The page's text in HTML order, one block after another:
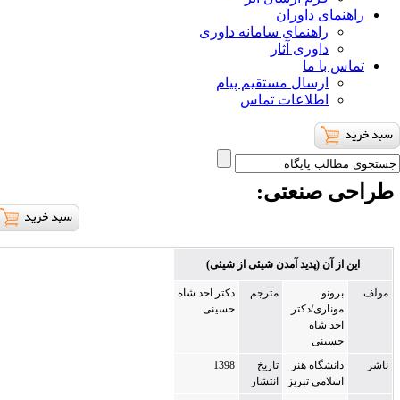
داوران
راهنمای سامانه داوری
داوری آثار
ما
ارسال مستقیم پیام
اطلاعات تماس
صنعتی :
آن (پدید آمدن شیئی از شیئی)
مترجم
دکتر احد شاه
حسینی
هنر
تاریخ
انتشار
1398